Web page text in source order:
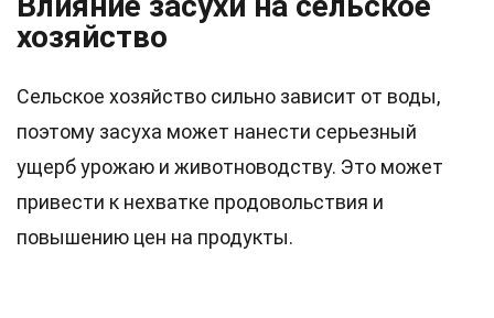
хозяйство
Сельское хозяйство сильно зависит от воды,
поэтому засуха может нанести серьезный
ущерб урожаю и животноводству. Это может
привести к нехватке продовольствия и
повышению цен на продукты.